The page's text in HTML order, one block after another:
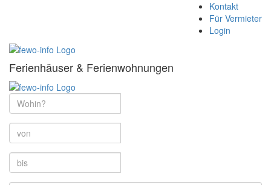
Kontakt
Für Vermieter
Login
Ferienhäuser & Ferienwohnungen